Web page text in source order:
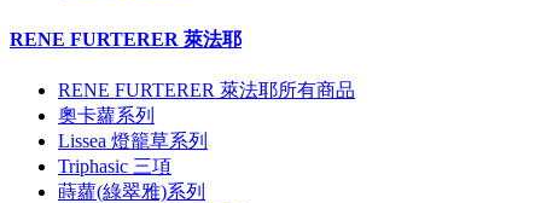
RENE FURTERER 萊法耶
RENE FURTERER 萊法耶所有商品
奧卡蘿系列
Lissea 燈籠草系列
Triphasic 三項
蒔蘿(綠翠雅)系列